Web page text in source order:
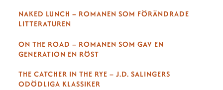
NAKED LUNCH – ROMANEN SOM FÖRÄNDRADE
LITTERATUREN
ON THE ROAD – ROMANEN SOM GAV EN
GENERATION EN RÖST
THE CATCHER IN THE RYE – J.D. SALINGERS
ODÖDLIGA KLASSIKER